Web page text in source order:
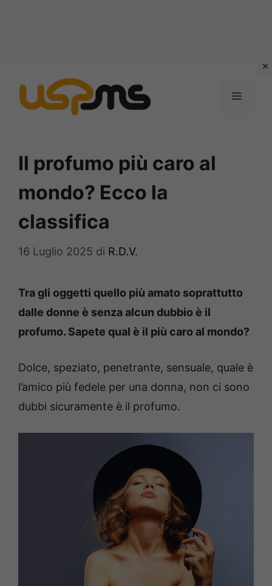
contenuto
MENU
Il profumo più caro al
mondo? Ecco la
classifica
16 Luglio 2025 di R.D.V.
Tra gli oggetti quello più amato soprattutto
dalle donne è senza alcun dubbio è il
profumo. Sapete qual è il più caro al mondo?
Dolce, speziato, penetrante, sensuale, quale è
l’amico più fedele per una donna, non ci sono
dubbi sicuramente è il profumo.